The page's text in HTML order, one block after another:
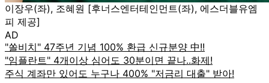
이장우(좌), 조혜원 [후너스엔터테인먼트(좌), 에스더블유엠
피 제공]
AD